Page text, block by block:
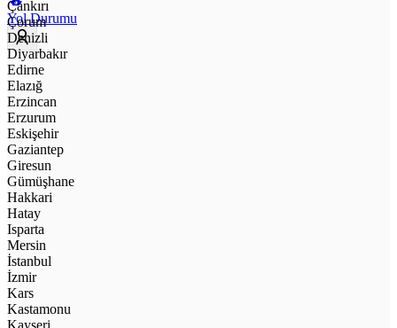
Yol Durumu
Çankırı
Çorum
Denizli
Diyarbakır
Edirne
Elazığ
Erzincan
Erzurum
Eskişehir
Gaziantep
Giresun
Gümüşhane
Hakkari
Hatay
Isparta
Mersin
İstanbul
İzmir
Kars
Kastamonu
Kayseri